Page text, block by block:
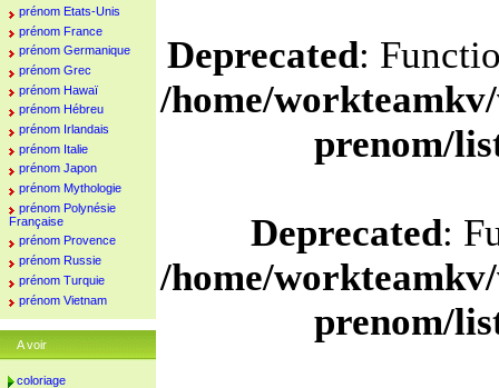
Deprecated:
/home/
prenom/
Deprecated:
/home/
prenom/
prénom Etats-Unis
prénom France
prénom Germanique
prénom Grec
prénom Hawaï
prénom Hébreu
prénom Irlandais
prénom Italie
prénom Japon
prénom Mythologie
prénom Polynésie
Française
prénom Provence
prénom Russie
prénom Turquie
prénom Vietnam
A voir
coloriage